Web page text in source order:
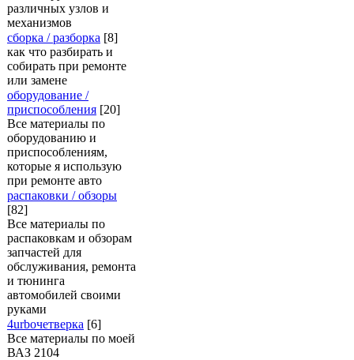
различных узлов и
механизмов
сборка / разборка [8]
как что разбирать и
собирать при ремонте
или замене
оборудование /
приспособления [20]
Все материалы по
оборудованию и
приспособлениям,
которые я использую
при ремонте авто
распаковки / обзоры
[82]
Все материалы по
распаковкам и обзорам
запчастей для
обслуживания, ремонта
и тюнинга
автомобилей своими
руками
4urboчетверка [6]
Все материалы по моей
ВАЗ 2104